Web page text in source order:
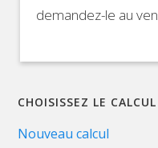
demandez-le au
CHOISISSEZ LE
Nouveau calcul